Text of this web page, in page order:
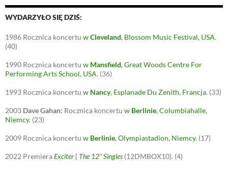
WYDARZYŁO SIĘ DZIŚ:
1986 Rocznica koncertu wCleveland, Blossom Music Festival, USA.
(40)
1990 Rocznica koncertu w Mansfield, Great Woods Centre For
Performing Arts School, USA. (36)
1993 Rocznica koncertu w Nancy, Esplanade Du Zenith, Francja. (33)
2003 Dave Gahan: Rocznica koncertu w Berlinie, Columbiahalle,
Niemcy. (23)
2009 Rocznica koncertu w Berlinie, Olympiastadion, Niemcy. (17)
2022 PremieraExciter | The 12" Singles(12DMBOX10). (4)